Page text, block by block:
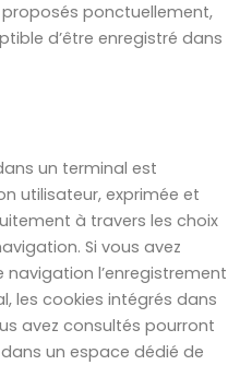
ponctuellement,
d’être enregistré dans
un terminal est
utilisateur, exprimée et
à travers les choix
Si vous avez
l’enregistrement
les cookies intégrés dans
avez consultés pourront
un espace dédié de